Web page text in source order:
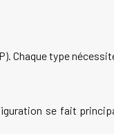
Chaque type
se fait